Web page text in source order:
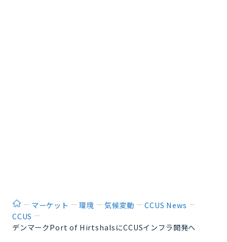
ホームマーケット 環境 気候変動
CCUS News
CCUS
デンマークPort of HirtshalsにCCUSインフラ開発へ